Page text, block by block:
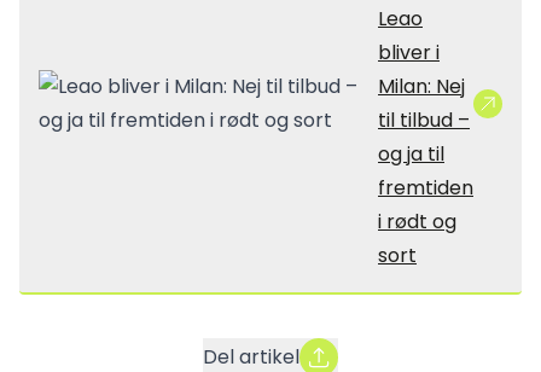
Leao
bliver i
Milan: Nej
til tilbud –
og ja til
fremtiden
i rødt og
sort
Del artikel